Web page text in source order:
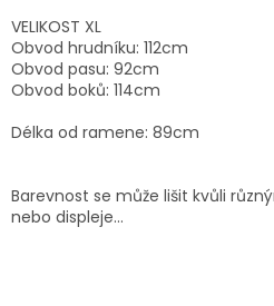
VELIKOST XL
Obvod hrudníku: 112cm
Obvod pasu: 92cm
Obvod boků: 114cm
Délka od ramene: 89cm
Barevnost se může lišit kvůli
nebo displeje...